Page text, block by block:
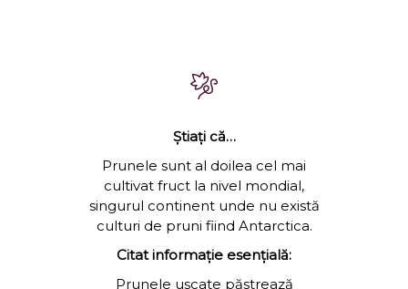
Știați că…
Prunele sunt al doilea cel mai
cultivat fruct la nivel mondial,
singurul continent unde nu există
culturi de pruni fiind Antarctica.
Citat informație esențială:
Prunele uscate păstrează